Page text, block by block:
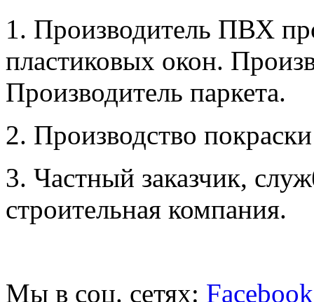
1. Производитель ПВХ
пластиковых окон.
Производитель паркета.
2. Производство
3. Частный заказчик,
строительная компания.
Мы в соц. сетях: Facebook